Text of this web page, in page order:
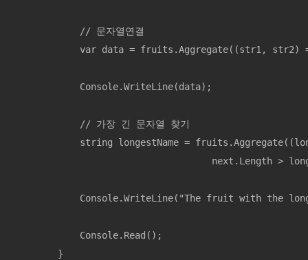
// 문자열연결
var data = fruits.Aggregate((str1, str2)
Console.WriteLine(data);
// 가장 긴 문자열 찾기
string longestName =
next.Length > longest.Length
Console.WriteLine("The fruit with the longest
Console.Read();
}